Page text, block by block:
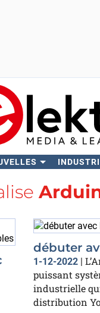
débuter
1-12-2022 |
puissant
industrielle
distribution